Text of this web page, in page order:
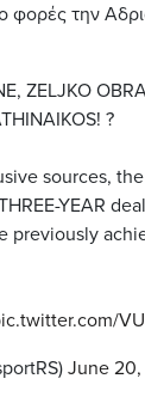
φορές την
ZELJKO
?
sources,
YEAR
previously
June